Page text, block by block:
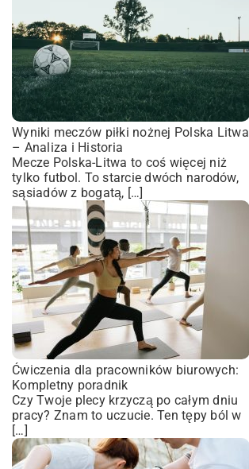
Wyniki meczów piłki nożnej Polska Litwa
– Analiza i Historia
Mecze Polska-Litwa to coś więcej niż
tylko futbol. To starcie dwóch narodów,
sąsiadów z bogatą, […]
Ćwiczenia dla pracowników biurowych:
Kompletny poradnik
Czy Twoje plecy krzyczą po całym dniu
pracy? Znam to uczucie. Ten tępy ból w
[…]